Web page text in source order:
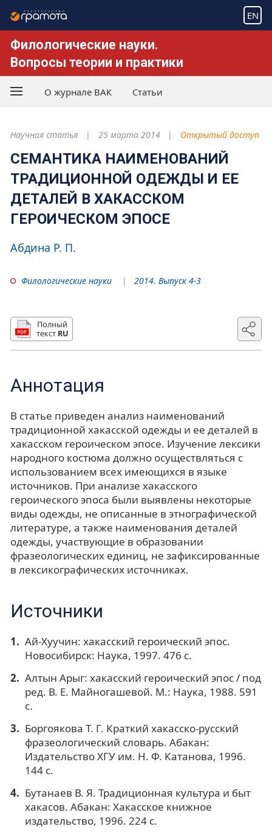
EN
Филологические науки.
Вопросы теории и практики
О журнале ВАК Статьи
Научная статья 25 марта 2014 Открытый доступ
СЕМАНТИКА НАИМЕНОВАНИЙ
ТРАДИЦИОННОЙ ОДЕЖДЫ И ЕЕ
ДЕТАЛЕЙ В ХАКАССКОМ
ГЕРОИЧЕСКОМ ЭПОСЕ
Абдина Р. П.
Филологические науки 2014. Выпуск 4-3
Полный
текст RU
Аннотация
В статье приведен анализ наименований
традиционной хакасской одежды и ее деталей в
хакасском героическом эпосе. Изучение лексики
народного костюма должно осуществляться с
использованием всех имеющихся в языке
источников. При анализе хакасского
героического эпоса были выявлены некоторые
виды одежды, не описанные в этнографической
литературе, а также наименования деталей
одежды, участвующие в образовании
фразеологических единиц, не зафиксированные
в лексикографических источниках.
Источники
Ай-Хуучин: хакасский героический эпос.
Новосибирск: Наука, 1997. 476 с.
Алтын Арыг: хакасский героический эпос / под
ред. В. Е. Майногашевой. М.: Наука, 1988. 591
с.
Боргоякова Т. Г. Краткий хакасско-русский
фразеологический словарь. Абакан:
Издательство ХГУ им. Н. Ф. Катанова, 1996.
144 с.
Бутанаев В. Я. Традиционная культура и быт
хакасов. Абакан: Хакасское книжное
издательство, 1996. 224 с.